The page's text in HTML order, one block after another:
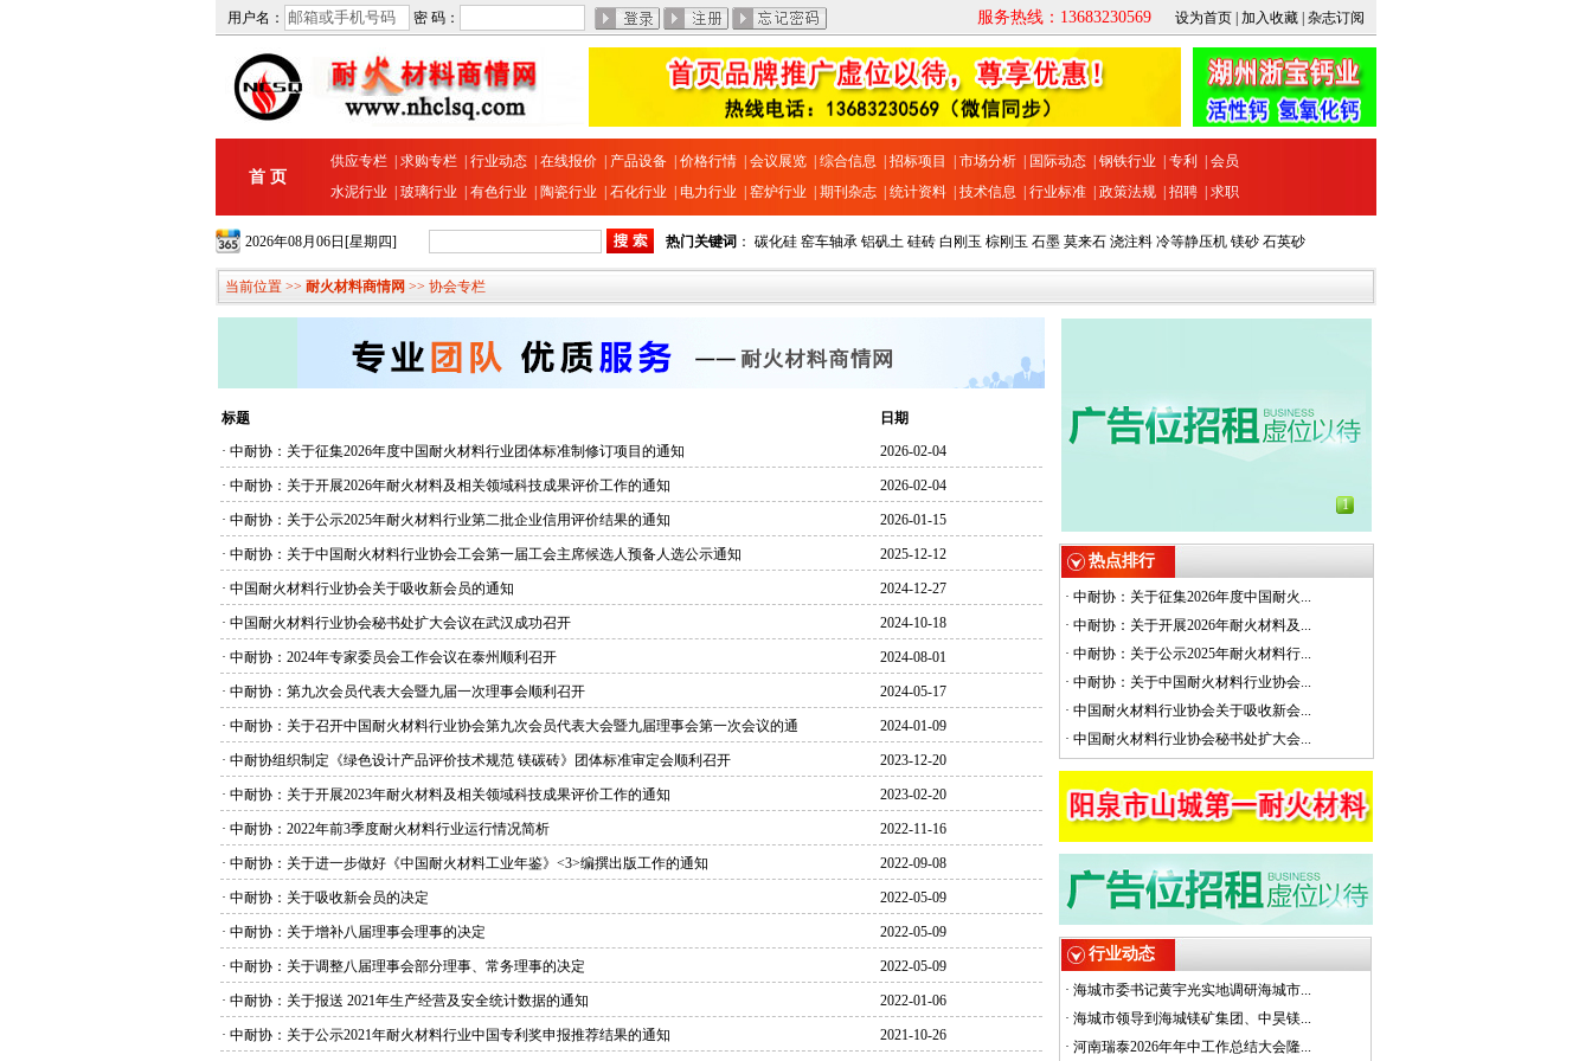
用户名： 密 码： 服务热线：13683230569 设为首页 加入收藏 杂志订阅
首 页
供应专栏 求购专栏 行业动态 在线报价 产品设备 价格行情 会议展览 综合信息 招标项目 市场分析 国际动态 钢铁行业 专利
会员
水泥行业
玻璃行业 有色行业 陶瓷行业 石化行业 电力行业 窑炉行业 期刊杂志 统计资料 技术信息 行业标准 政策法规 招聘 求职
2026年08月06日[星期四] 热门关键词 ： 碳化硅 窑车轴承 铝矾土 硅砖 白刚玉 棕刚玉 石墨 莫来石 浇注料 冷等静压机 镁砂 石英砂
当前位置 >> 耐火材料商情网 >> 协会专栏
标题
日期
· 中耐协：关于征集2026年度中国耐火材料行业团体标准制修订项目的通知 2026-02-04
· 中耐协：关于开展2026年耐火材料及相关领域科技成果评价工作的通知 2026-02-04
· 中耐协：关于公示2025年耐火材料行业第二批企业信用评价结果的通知 2026-01-15
· 中耐协：关于中国耐火材料行业协会工会第一届工会主席候选人预备人选公示通知 2025-12-12
· 中国耐火材料行业协会关于吸收新会员的通知 2024-12-27
· 中国耐火材料行业协会秘书处扩大会议在武汉成功召开 2024-10-18
· 中耐协：2024年专家委员会工作会议在泰州顺利召开 2024-08-01
· 中耐协：第九次会员代表大会暨九届一次理事会顺利召开 2024-05-17
· 中耐协：关于召开中国耐火材料行业协会第九次会员代表大会暨九届理事会第一次会议的通 2024-01-09
· 中耐协组织制定《绿色设计产品评价技术规范 镁碳砖》团体标准审定会顺利召开 2023-12-20
· 中耐协：关于开展2023年耐火材料及相关领域科技成果评价工作的通知 2023-02-20
· 中耐协：2022年前3季度耐火材料行业运行情况简析 2022-11-16
· 中耐协：关于进一步做好《中国耐火材料工业年鉴》<3>编撰出版工作的通知 2022-09-08
· 中耐协：关于吸收新会员的决定 2022-05-09
· 中耐协：关于增补八届理事会理事的决定 2022-05-09
· 中耐协：关于调整八届理事会部分理事、常务理事的决定 2022-05-09
· 中耐协：关于报送 2021年生产经营及安全统计数据的通知 2022-01-06
· 中耐协：关于公示2021年耐火材料行业中国专利奖申报推荐结果的通知 2021-10-26
1
热点排行
· 中耐协：关于征集2026年度中国耐火...
· 中耐协：关于开展2026年耐火材料及...
· 中耐协：关于公示2025年耐火材料行...
· 中耐协：关于中国耐火材料行业协会...
· 中国耐火材料行业协会关于吸收新会...
· 中国耐火材料行业协会秘书处扩大会...
行业动态
· 海城市委书记黄宇光实地调研海城市...
· 海城市领导到海城镁矿集团、中昊镁...
· 河南瑞泰2026年年中工作总结大会隆...